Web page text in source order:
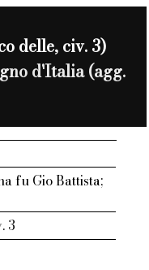
delle, civ. 3)
d'Italia (agg.
fu Gio Battista;
3